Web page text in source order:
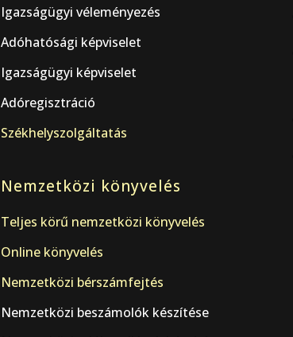
Igazságügyi véleményezés
Adóhatósági képviselet
Igazságügyi képviselet
Adóregisztráció
Székhelyszolgáltatás
Nemzetközi könyvelés
Teljes körű nemzetközi könyvelés
Online könyvelés
Nemzetközi bérszámfejtés
Nemzetközi beszámolók készítése